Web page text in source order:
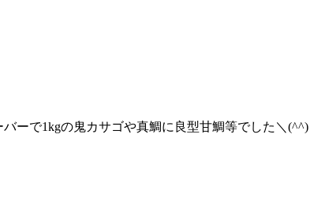
ーで1kgの鬼カサゴや真鯛に良型甘鯛等でした＼(^^)